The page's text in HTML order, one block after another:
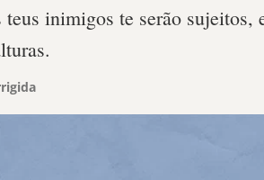
teus inimigos te serão sujeitos,